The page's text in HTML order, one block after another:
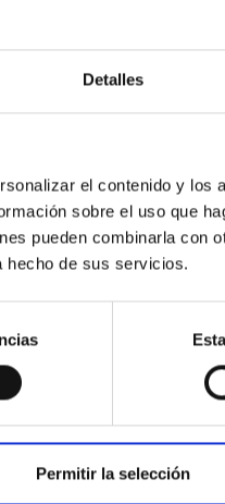
Detalles
el contenido y los
sobre el uso que
pueden combinarla con
hecho de sus servicios.
Permitir la selección
Blue